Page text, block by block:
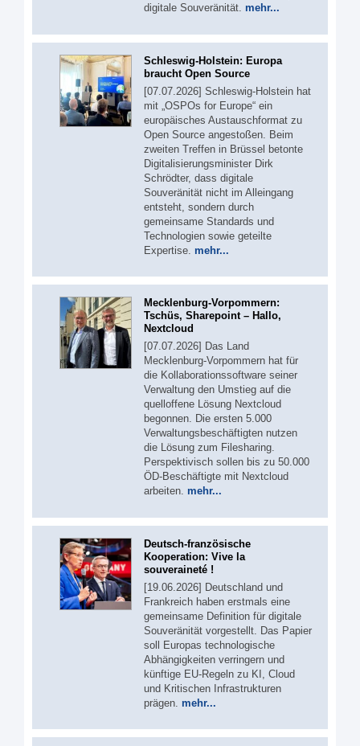
digitale Souveränität. mehr...
Schleswig-Holstein: Europa
braucht Open Source
[07.07.2026] Schleswig-Holstein hat
mit „OSPOs for Europe“ ein
europäisches Austauschformat zu
Open Source angestoßen. Beim
zweiten Treffen in Brüssel betonte
Digitalisierungsminister Dirk
Schrödter, dass digitale
Souveränität nicht im Alleingang
entsteht, sondern durch
gemeinsame Standards und
Technologien sowie geteilte
Expertise. mehr...
Mecklenburg-Vorpommern:
Tschüs, Sharepoint – Hallo,
Nextcloud
[07.07.2026] Das Land
Mecklenburg-Vorpommern hat für
die Kollaborationssoftware seiner
Verwaltung den Umstieg auf die
quelloffene Lösung Nextcloud
begonnen. Die ersten 5.000
Verwaltungsbeschäftigten nutzen
die Lösung zum Filesharing.
Perspektivisch sollen bis zu 50.000
ÖD-Beschäftigte mit Nextcloud
arbeiten. mehr...
Deutsch-französische
Kooperation: Vive la
souveraineté !
[19.06.2026] Deutschland und
Frankreich haben erstmals eine
gemeinsame Definition für digitale
Souveränität vorgestellt. Das Papier
soll Europas technologische
Abhängigkeiten verringern und
künftige EU-Regeln zu KI, Cloud
und Kritischen Infrastrukturen
prägen. mehr...